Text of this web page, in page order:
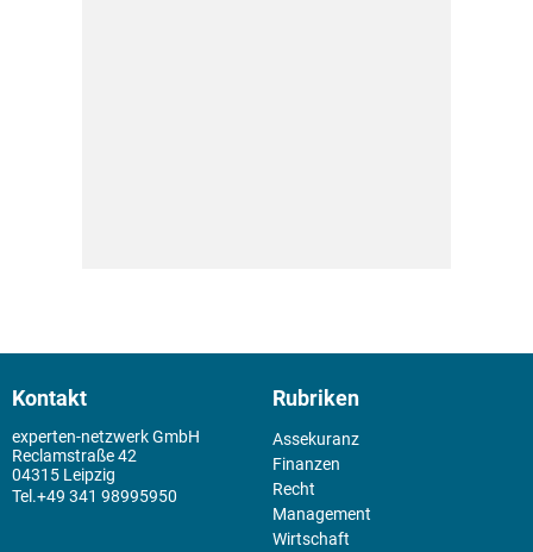
Kontakt
experten-netzwerk GmbH
Reclamstraße 42
04315 Leipzig
+49 341 98995950
Rubriken
Assekuranz
Finanzen
Recht
Management
Wirtschaft